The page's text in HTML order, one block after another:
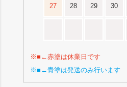
27 28 29 30
※■←赤塗は休業日です
※■←青塗は発送のみ行います